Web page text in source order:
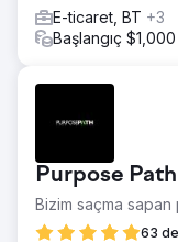
E-ticaret, BT +3
Başlangıç $1,000
Purpose Path
Bizim saçma
63